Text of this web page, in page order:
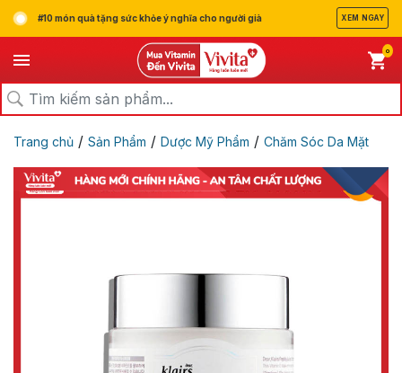
#10 món quà tặng sức khỏe ý nghĩa cho người già XEM NGAY
0
Trang chủ / Sản Phẩm / Dược Mỹ Phẩm / Chăm Sóc Da Mặt